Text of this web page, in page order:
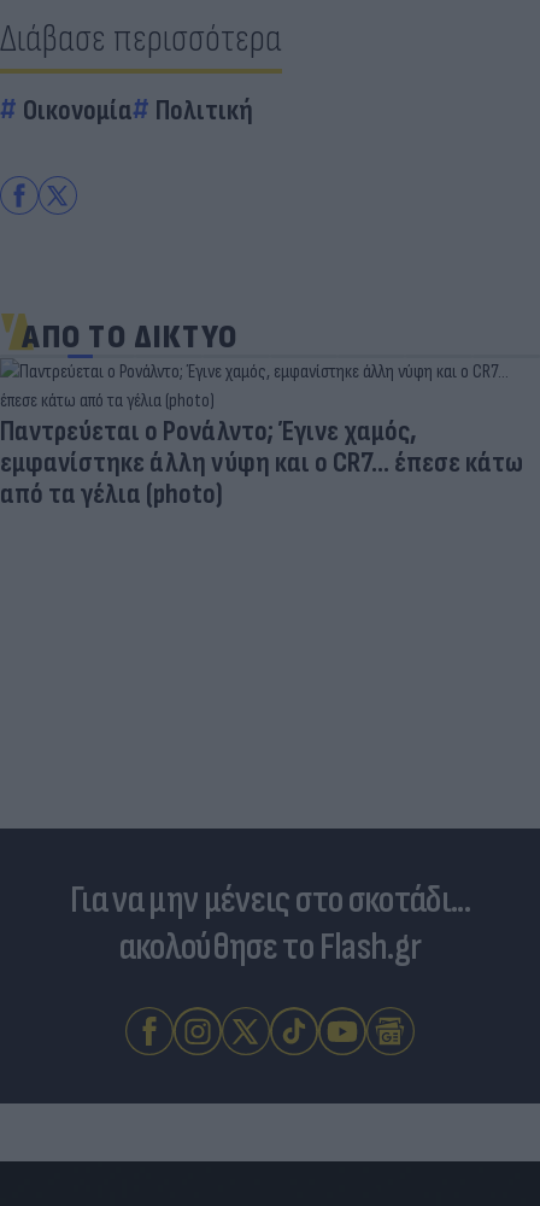
Διάβασε περισσότερα
Οικονομία Πολιτική
ΑΠΟ ΤΟ ΔΙΚΤΥΟ
Παντρεύεται ο Ρονάλντο; Έγινε χαμός,
εμφανίστηκε άλλη νύφη και ο CR7… έπεσε κάτω
από τα γέλια (photo)
Για να μην μένεις στο σκοτάδι...
ακολούθησε το Flash.gr